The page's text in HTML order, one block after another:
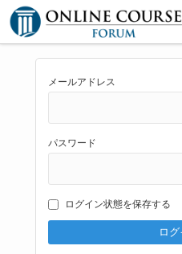
メールアドレス
パスワード
ログイン状態を保存する